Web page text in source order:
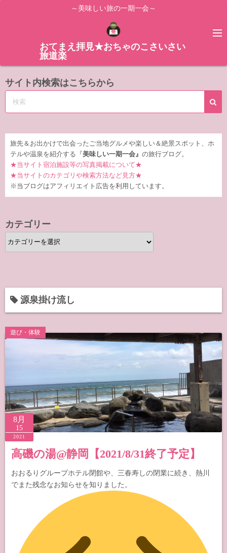
ス
ッ
～美味しい旅の一期一会～
おてまえ拝見★おちゃのこさいさい
旅道楽
サイト内検索はこちらから
旅先＆お出かけで出会ったご当地グルメや楽しい＆絶景スポット、ホ
テルや温泉を紹介する『 美味しい一期一会』 の旅行ブログ。
★当サイト宿泊施設等の写真掲載について★
★当サイトのカテゴリや検索方法など見方★
※当ブログはアフィリエイト広告を利用しています。
カテゴリー
カ
テ
ー
源泉掛け流し
遊び・体験
8月
15
2021
高磯の湯@静岡【2021/8/31終了予定】
おおるりグループホテル閉館や、三春寿しの閉業に続き、熱川
でまた残念なお知らせを知りました。